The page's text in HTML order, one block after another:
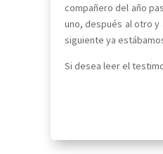
compañero del año
uno, después al otro y
siguiente ya
Si desea leer el